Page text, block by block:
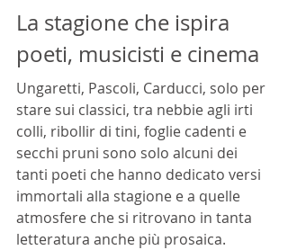
La stagione che ispira
poeti, musicisti e cinema
Ungaretti, Pascoli, Carducci, solo per
stare sui classici, tra nebbie agli irti
colli, ribollir di tini, foglie cadenti e
secchi pruni sono solo alcuni dei
tanti poeti che hanno dedicato versi
immortali alla stagione e a quelle
atmosfere che si ritrovano in tanta
letteratura anche più prosaica.